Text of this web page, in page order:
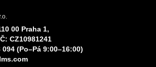
00 Praha 1,
CZ10981241
(Po–Pá 9:00–16:00)